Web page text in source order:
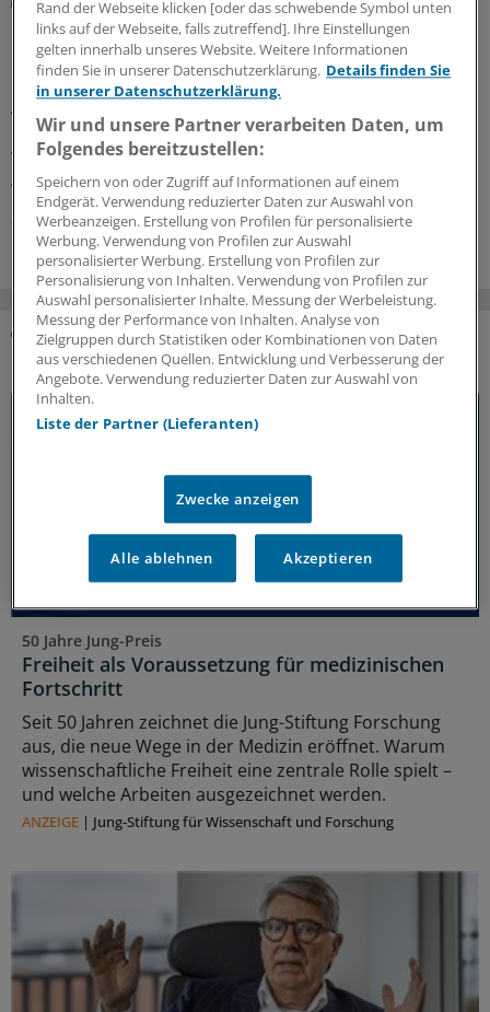
Hausarztzentrierte Versorgung in Bayern: BKK
und Hausärzteverband nehmen Honorar für
PCM-Einsatz auf
Auch in den HZV-Verträgen mit dem bayerischen BKK-
Landesverband gibt es jetzt ein Honorar für den Einsatz
von Primary Care Managern. Zusätzlich wurde eine
Anhebung der Vergütung vereinbart.
23.07.2026
DAS KÖNNTE SIE AUCH INTERESSIEREN
50 Jahre Jung-Preis
Freiheit als Voraussetzung für medizinischen
Fortschritt
Seit 50 Jahren zeichnet die Jung-Stiftung Forschung
aus, die neue Wege in der Medizin eröffnet. Warum
wissenschaftliche Freiheit eine zentrale Rolle spielt –
und welche Arbeiten ausgezeichnet werden.
ANZEIGE | Jung-Stiftung für Wissenschaft und Forschung
Rand der Webseite klicken [oder das schwebende Symbol unten
links auf der Webseite, falls zutreffend]. Ihre Einstellungen
gelten innerhalb unseres Website. Weitere Informationen
finden Sie in unserer Datenschutzerklärung. Details finden Sie
in unserer Datenschutzerklärung.
Wir und unsere Partner verarbeiten Daten, um
Folgendes bereitzustellen:
Speichern von oder Zugriff auf Informationen auf einem
Endgerät. Verwendung reduzierter Daten zur Auswahl von
Werbeanzeigen. Erstellung von Profilen für personalisierte
Werbung. Verwendung von Profilen zur Auswahl
personalisierter Werbung. Erstellung von Profilen zur
Personalisierung von Inhalten. Verwendung von Profilen zur
Auswahl personalisierter Inhalte. Messung der Werbeleistung.
Messung der Performance von Inhalten. Analyse von
Zielgruppen durch Statistiken oder Kombinationen von Daten
aus verschiedenen Quellen. Entwicklung und Verbesserung der
Angebote. Verwendung reduzierter Daten zur Auswahl von
Inhalten.
Liste der Partner (Lieferanten)
Zwecke anzeigen
Alle ablehnen Akzeptieren